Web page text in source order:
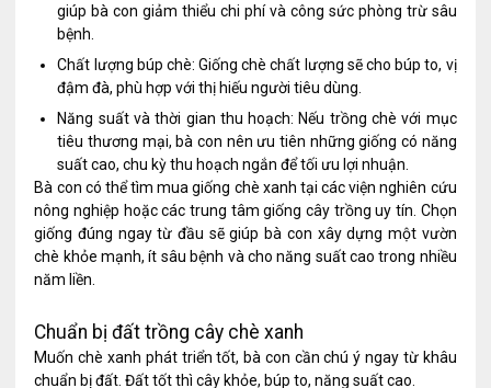
giúp bà con giảm thiểu chi phí và công sức phòng trừ sâu
bệnh.
Chất lượng búp chè: Giống chè chất lượng sẽ cho búp to, vị
đậm đà, phù hợp với thị hiếu người tiêu dùng.
Năng suất và thời gian thu hoạch: Nếu trồng chè với mục
tiêu thương mại, bà con nên ưu tiên những giống có năng
suất cao, chu kỳ thu hoạch ngắn để tối ưu lợi nhuận.
Bà con có thể tìm mua giống chè xanh tại các viện nghiên cứu
nông nghiệp hoặc các trung tâm giống cây trồng uy tín. Chọn
giống đúng ngay từ đầu sẽ giúp bà con xây dựng một vườn
chè khỏe mạnh, ít sâu bệnh và cho năng suất cao trong nhiều
năm liền.
Chuẩn bị đất trồng cây chè xanh
Muốn chè xanh phát triển tốt, bà con cần chú ý ngay từ khâu
chuẩn bị đất. Đất tốt thì cây khỏe, búp to, năng suất cao.